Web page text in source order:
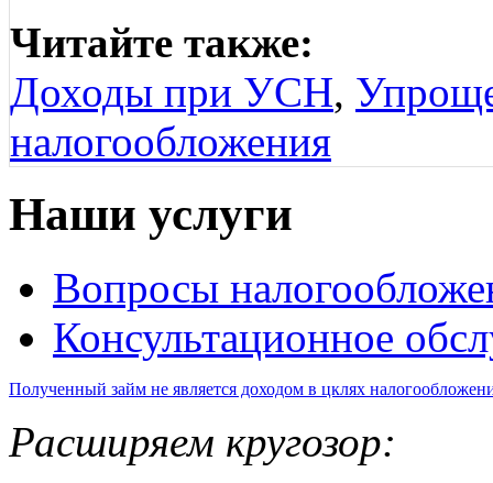
Читайте также:
Доходы при УСН,
налогообложения
Наши услуги
Вопросы
Консультационное
Полученный займ не является доходом в цклях
Расширяем кругозор: